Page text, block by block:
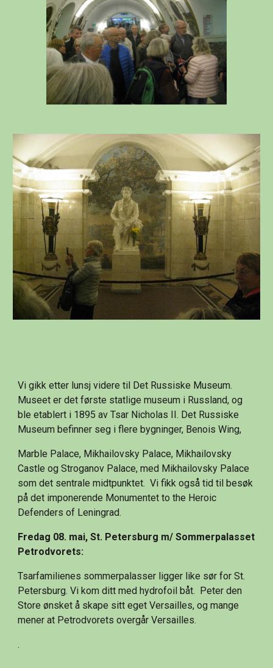
Vi gikk etter lunsj videre til Det Russiske Museum.
Museet er det første statlige museum i Russland, og
ble etablert i 1895 av Tsar Nicholas II. Det Russiske
Museum befinner seg i flere bygninger, Benois Wing,
Marble Palace, Mikhailovsky Palace, Mikhailovsky
Castle og Stroganov Palace, med Mikhailovsky Palace
som det sentrale midtpunktet.  Vi fikk også tid til besøk
på det imponerende Monumentet to the Heroic
Defenders of Leningrad.
Fredag 08. mai, St. Petersburg m/ Sommerpalasset
Petrodvorets:
Tsarfamilienes sommerpalasser ligger like sør for St.
Petersburg. Vi kom ditt med hydrofoil båt.  Peter den
Store ønsket å skape sitt eget Versailles, og mange
mener at Petrodvorets overgår Versailles.
.